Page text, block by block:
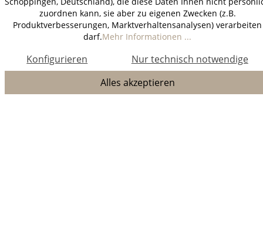
zuordnen kann, sie aber zu eigenen Zwecken (z.B.
Produktverbesserungen, Marktverhaltensanalysen) verarbeiten
darf.Mehr Informationen ...
Nur technisch notwendige
Konfigurieren
Alles akzeptieren